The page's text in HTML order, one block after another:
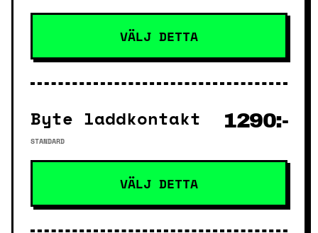
VÄLJ DETTA
Byte laddkontakt
STANDARD
1290:-
VÄLJ DETTA